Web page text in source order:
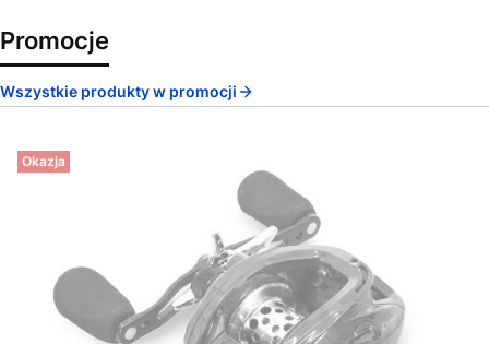
Promocje
Wszystkie produkty w promocji
Okazja